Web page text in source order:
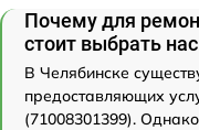
Почему для
стоит выбрать нас
В Челябинске
предоставляющих
(71008301399). Однако